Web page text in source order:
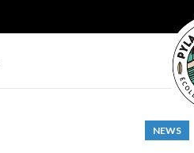
NEWS